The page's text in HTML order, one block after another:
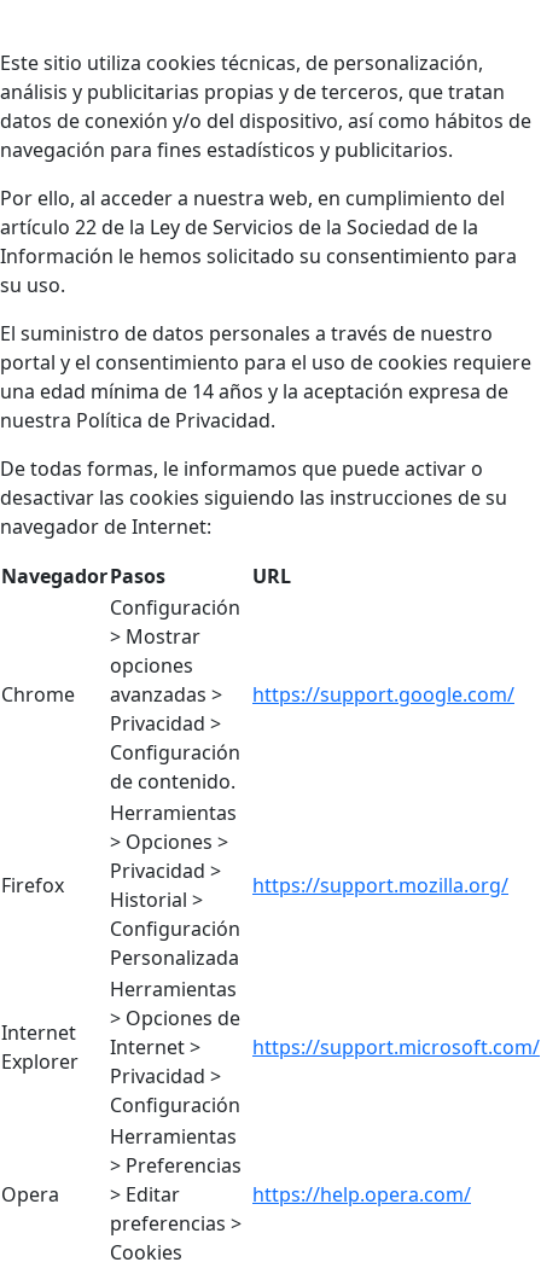
Este sitio utiliza cookies técnicas, de personalización,
análisis y publicitarias propias y de terceros, que tratan
datos de conexión y/o del dispositivo, así como hábitos de
navegación para fines estadísticos y publicitarios.
Por ello, al acceder a nuestra web, en cumplimiento del
artículo 22 de la Ley de Servicios de la Sociedad de la
Información le hemos solicitado su consentimiento para
su uso.
El suministro de datos personales a través de nuestro
portal y el consentimiento para el uso de cookies requiere
una edad mínima de 14 años y la aceptación expresa de
nuestra Política de Privacidad.
De todas formas, le informamos que puede activar o
desactivar las cookies siguiendo las instrucciones de su
navegador de Internet:
NavegadorPasos URL
Chrome
Configuración
> Mostrar
opciones
avanzadas >
Privacidad >
Configuración
de contenido.
https://support.google.com/
Firefox
Herramientas
> Opciones >
Privacidad >
Historial >
Configuración
Personalizada
https://support.mozilla.org/
Internet
Explorer
Herramientas
> Opciones de
Internet >
Privacidad >
Configuración
https://support.microsoft.com/
Opera
Herramientas
> Preferencias
> Editar
preferencias >
Cookies
https://help.opera.com/